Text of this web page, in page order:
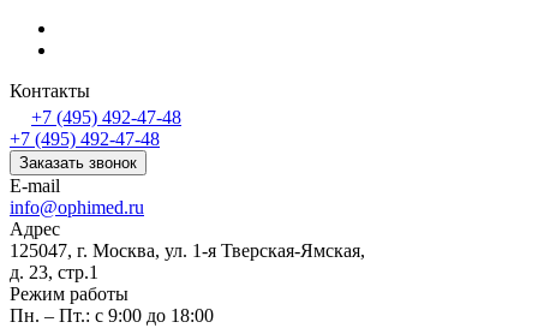
Контакты
+7 (495) 492-47-48
+7 (495) 492-47-48
Заказать звонок
E-mail
info@ophimed.ru
Адрес
125047, г. Москва, ул. 1-я Тверская-Ямская,
д. 23, стр.1
Режим работы
Пн. – Пт.: с 9:00 до 18:00